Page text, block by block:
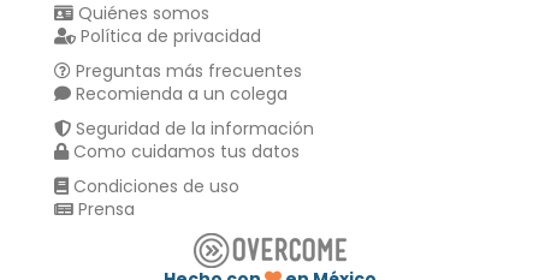
Quiénes somos
Política de privacidad
Preguntas más frecuentes
Recomienda a un colega
Seguridad de la información
Como cuidamos tus datos
Condiciones de uso
Prensa